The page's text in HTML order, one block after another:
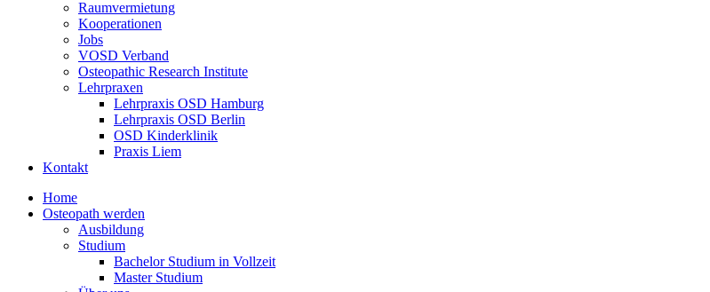
Raumvermietung
Kooperationen
Jobs
VOSD Verband
Osteopathic Research Institute
Lehrpraxen
Lehrpraxis OSD Hamburg
Lehrpraxis OSD Berlin
OSD Kinderklinik
Praxis Liem
Kontakt
Home
Osteopath werden
Ausbildung
Studium
Bachelor Studium in Vollzeit
Master Studium